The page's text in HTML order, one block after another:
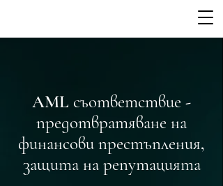
AML съответствие -
предотвратяване на
финансови престъпления,
защита на репутацията